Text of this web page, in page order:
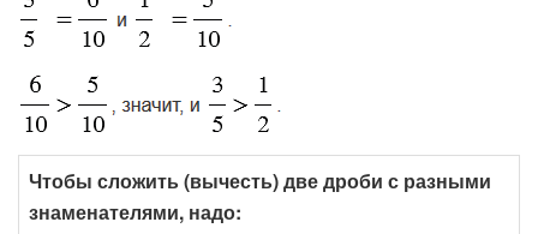
Чтобы сложить (вычесть) две дроби с разными
знаменателями, надо: